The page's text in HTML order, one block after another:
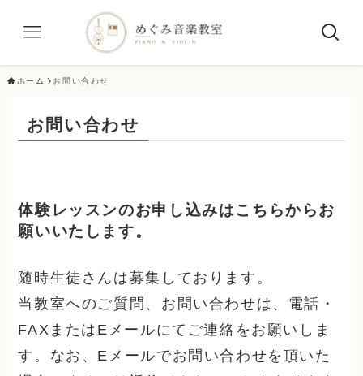
ホーム お問い合わせ
お問い合わせ
体験レッスンのお申し込みはこちらからお
願いいたします。
随時生徒さんは募集しております。
当教室へのご質問、お問い合わせは、電話・
FAXまたはEメールにてご連絡をお願いしま
す。なお、Eメールでお問い合わせを頂いた